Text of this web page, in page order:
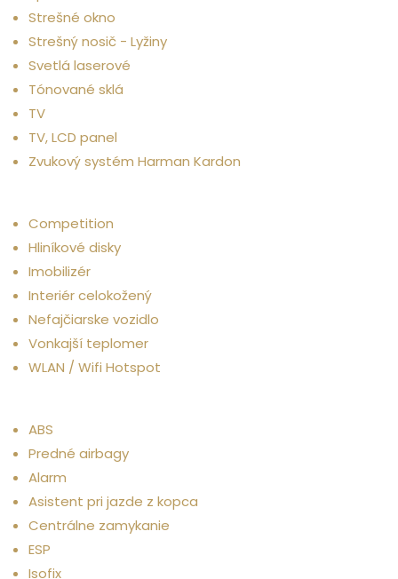
Strešné okno
Strešný nosič - Lyžiny
Svetlá laserové
Tónované sklá
TV
TV, LCD panel
Zvukový systém Harman Kardon
Competition
Hliníkové disky
Imobilizér
Interiér celokožený
Nefajčiarske vozidlo
Vonkajší teplomer
WLAN / Wifi Hotspot
ABS
Predné airbagy
Alarm
Asistent pri jazde z kopca
Centrálne zamykanie
ESP
Isofix